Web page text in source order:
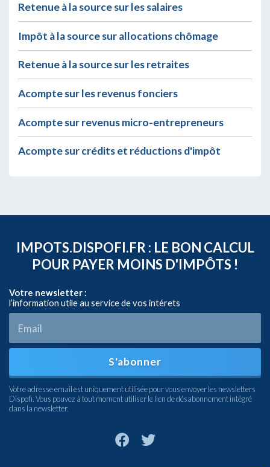
Retenue à la source sur les salaires
Impôt à la source sur allocations chômage
Retenue à la source sur les retraites
Acompte sur les revenus fonciers
Acompte sur revenus micro-entrepreneurs
Acompte sur crédits et réductions d'impôt
IMPOTS.DISPOFI.FR : LE BON CALCUL
POUR PAYER MOINS D'IMPÔTS !
Votre newsletter :
l’information utile au service de vos intérets
S'abonner
Votre adresse email est uniquement utilisée pour vous envoyer les newsletters
Dispofi. Vous pouvez à tout moment utiliser le lien de désabonnement intégré
dans la newsletter.